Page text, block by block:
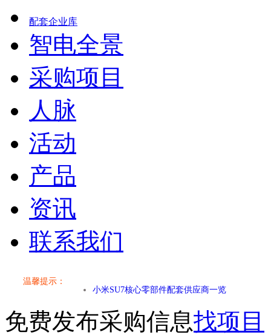
配套企业库
智电全景
采购项目
人脉
活动
产品
资讯
联系我们
温馨提示：
乐道L60核心零部件配套供应商一览
第二代 AION V核心零部件配套供应商一览
免费发布采购信息找项目